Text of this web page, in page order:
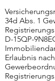
34d Abs. 1
D-15QP-
Erlaubnis